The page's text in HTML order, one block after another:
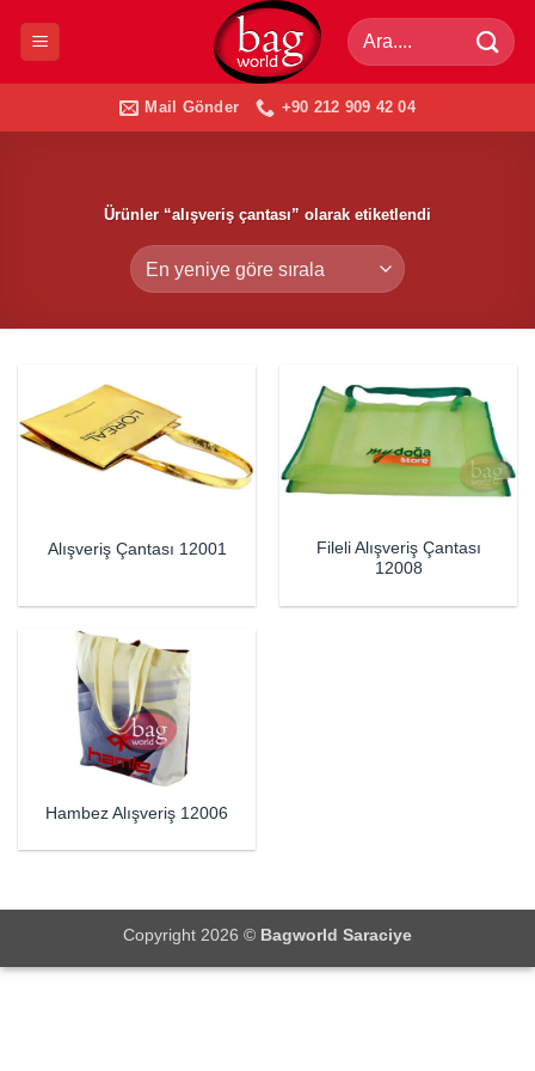
Ara:
Mail Gönder +90 212 909 42 04
Ürünler “alışveriş çantası” olarak etiketlendi
Alışveriş Çantası 12001
Fileli Alışveriş Çantası
12008
Hambez Alışveriş 12006
Copyright 2026 © Bagworld Saraciye